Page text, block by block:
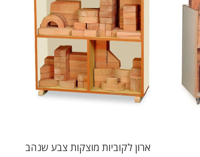
ארון לקוביות מוצקות צבע שנהב